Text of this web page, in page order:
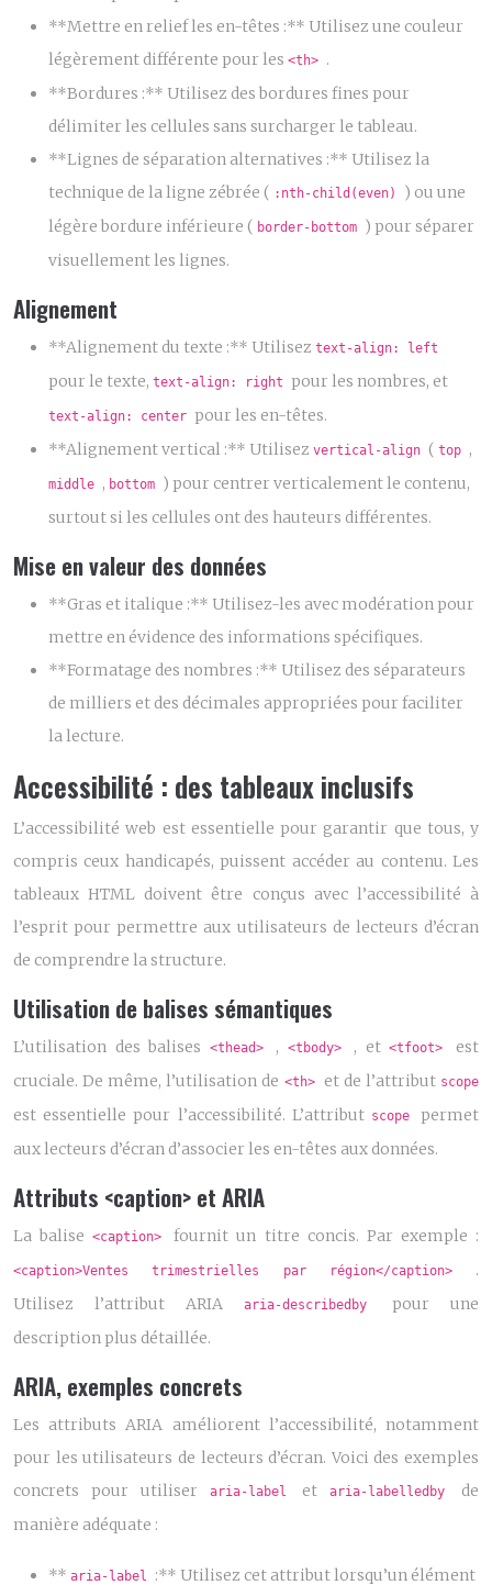
**Mettre en relief les en-têtes :** Utilisez une couleur
légèrement différente pour les <th> .
**Bordures :** Utilisez des bordures fines pour
délimiter les cellules sans surcharger le tableau.
**Lignes de séparation alternatives :** Utilisez la
technique de la ligne zébrée ( :nth-child(even) ) ou une
légère bordure inférieure ( border-bottom ) pour séparer
visuellement les lignes.
Alignement
**Alignement du texte :** Utilisez text-align: left
pour le texte, text-align: right pour les nombres, et
text-align: center pour les en-têtes.
**Alignement vertical :** Utilisez vertical-align ( top ,
middle , bottom ) pour centrer verticalement le contenu,
surtout si les cellules ont des hauteurs différentes.
Mise en valeur des données
**Gras et italique :** Utilisez-les avec modération pour
mettre en évidence des informations spécifiques.
**Formatage des nombres :** Utilisez des séparateurs
de milliers et des décimales appropriées pour faciliter
la lecture.
Accessibilité : des tableaux inclusifs
L’accessibilité web est essentielle pour garantir que tous, y
compris ceux handicapés, puissent accéder au contenu. Les
tableaux HTML doivent être conçus avec l’accessibilité à
l’esprit pour permettre aux utilisateurs de lecteurs d’écran
de comprendre la structure.
Utilisation de balises sémantiques
L’utilisation des balises <thead> , <tbody> , et<tfoot> est
cruciale. De même, l’utilisation de <th> et de l’attribut scope
est essentielle pour l’accessibilité. L’attribut scope permet
aux lecteurs d’écran d’associer les en-têtes aux données.
Attributs <caption> et ARIA
La balise<caption>fournit un titre concis. Par exemple :
<caption>Ventes trimestrielles par région</caption> .
Utilisez l’attribut ARIA
aria-describedby pour une
description plus détaillée.
ARIA, exemples concrets
Les attributs ARIA améliorent l’accessibilité, notamment
pour les utilisateurs de lecteurs d’écran. Voici des exemples
concrets pour utiliser
aria-label etaria-labelledby de
manière adéquate :
** aria-label :** Utilisez cet attribut lorsqu’un élément